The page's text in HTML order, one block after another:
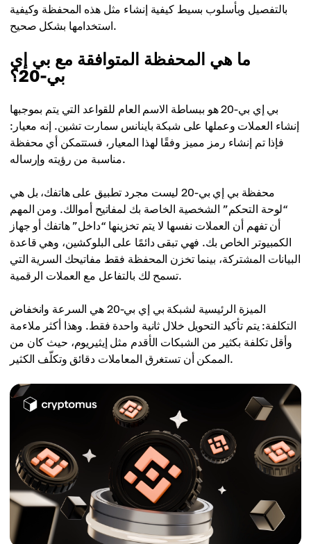
بالتفصيل وبأسلوب بسيط كيفية إنشاء مثل هذه المحفظة وكيفية
استخدامها بشكل صحيح.
ما هي المحفظة المتوافقة مع بي إي
بي-20؟
بي إي بي-20 هو ببساطة الاسم العام للقواعد التي يتم بموجبها
إنشاء العملات وعملها على شبكة باينانس سمارت تشين. إنه معيار:
فإذا تم إنشاء رمز مميز وفقًا لهذا المعيار، فستتمكن أي محفظة
مناسبة من رؤيته وإرساله.
محفظة بي إي بي-20 ليست مجرد تطبيق على هاتفك، بل هي
“لوحة التحكم” الشخصية الخاصة بك لمفاتيح أموالك. ومن المهم
أن تفهم أن العملات نفسها لا يتم تخزينها “داخل” هاتفك أو جهاز
الكمبيوتر الخاص بك. فهي تبقى دائمًا على البلوكشين، وهي قاعدة
البيانات المشتركة، بينما تخزن المحفظة فقط مفاتيحك السرية التي
تسمح لك بالتفاعل مع العملات الرقمية.
الميزة الرئيسية لشبكة بي إي بي-20 هي السرعة وانخفاض
التكلفة: يتم تأكيد التحويل خلال ثانية واحدة فقط. وهذا أكثر ملاءمة
وأقل تكلفة بكثير من الشبكات الأقدم مثل إيثيريوم، حيث كان من
الممكن أن تستغرق المعاملات دقائق وتكلّف الكثير.